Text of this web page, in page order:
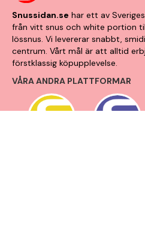
Snussidan.se har ett av
från vitt snus och white portion
lössnus. Vi levererar snabbt,
centrum. Vårt mål är att alltid
förstklassig köpupplevelse.
VÅRA ANDRA PLATTFORMAR